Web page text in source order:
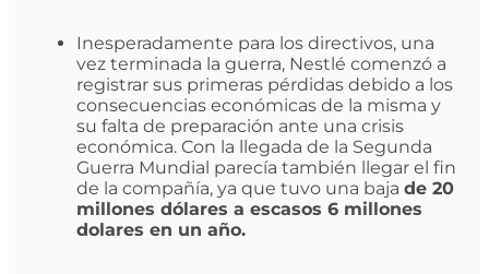
Inesperadamente para los directivos, una
vez terminada la guerra, Nestlé comenzó a
registrar sus primeras pérdidas debido a los
consecuencias económicas de la misma y
su falta de preparación ante una crisis
económica. Con la llegada de la Segunda
Guerra Mundial parecía también llegar el fin
de la compañía, ya que tuvo una baja de 20
millones dólares a escasos 6 millones
dolares en un año.